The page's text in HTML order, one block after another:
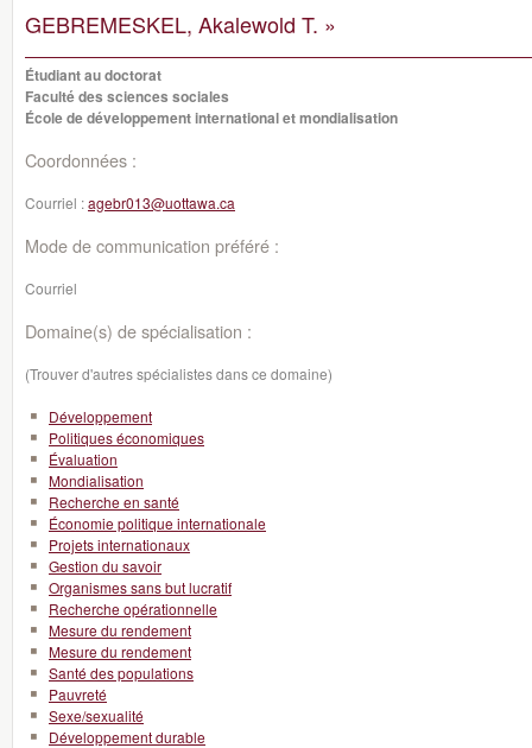
GEBREMESKEL, Akalewold T. »
Étudiant au doctorat
Faculté des sciences sociales
École de développement international et mondialisation
Coordonnées :
Courriel :agebr013@uottawa.ca
Mode de communication préféré :
Courriel
Domaine(s) de spécialisation :
(Trouver d'autres spécialistes dans ce domaine)
Développement
Politiques économiques
Évaluation
Mondialisation
Recherche en santé
Économie politique internationale
Projets internationaux
Gestion du savoir
Organismes sans but lucratif
Recherche opérationnelle
Mesure du rendement
Mesure du rendement
Santé des populations
Pauvreté
Sexe/sexualité
Développement durable